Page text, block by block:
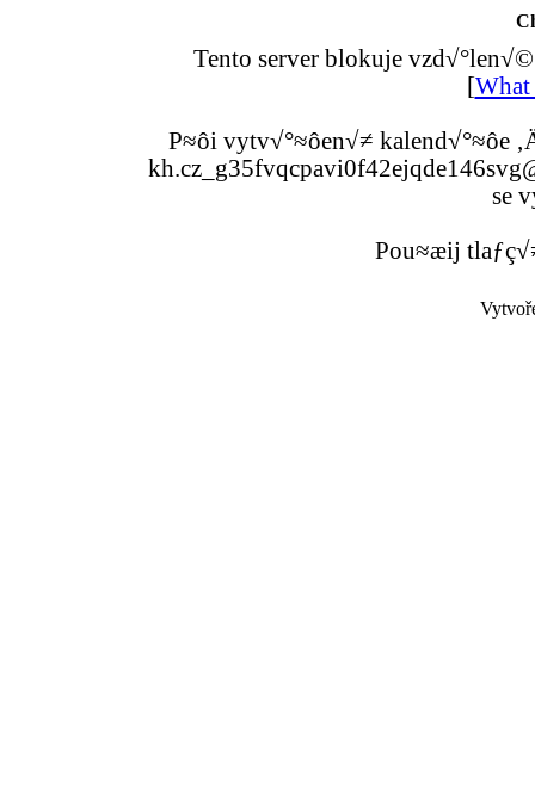
Tento server blokuje
[What
P≈ôi vytv√°≈ôen√≠ kalend√°≈ôe
se
Pou≈æij